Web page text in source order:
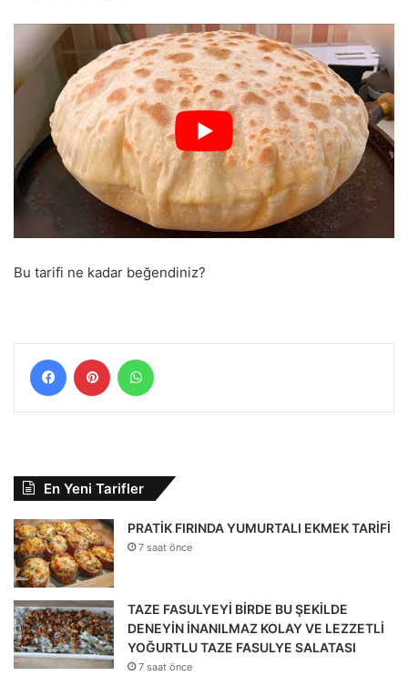
Bu tarifi ne kadar beğendiniz?
FacebookPinterest
En Yeni Tarifler
PRATİK FIRINDA YUMURTALI EKMEK TARİFİ
7 saat önce
TAZE FASULYEYİ BİRDE BU ŞEKİLDE
DENEYİN İNANILMAZ KOLAY VE LEZZETLİ
YOĞURTLU TAZE FASULYE SALATASI
7 saat önce